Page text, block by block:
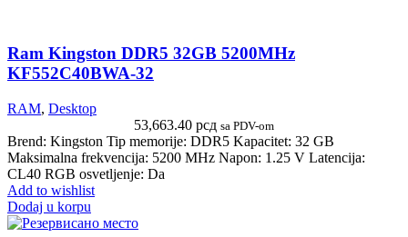
Ram Kingston DDR5 32GB 5200MHz
KF552C40BWA-32
RAM, Desktop
53,663.40 рсд sa PDV-om
Brend: Kingston Tip memorije: DDR5 Kapacitet: 32 GB
Maksimalna frekvencija: 5200 MHz Napon: 1.25 V Latencija:
CL40 RGB osvetljenje: Da
Add to wishlist
Dodaj u korpu